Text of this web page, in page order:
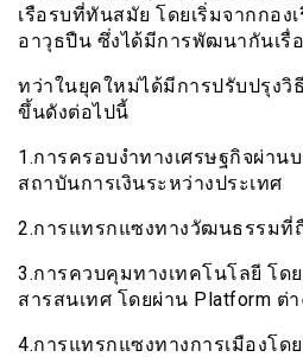
เรือรบที่ทันสมัย โดยเริ่มจากกอง
อาวุธปืน ซึ่งได้มีการพัฒนากันเรื่
ทว่าในยุคใหม่ได้มีการปรับปรุง
ขึ้นดังต่อไปนี้
1.การครอบงำทางเศรษฐกิจผ่า
สถาบันการเงินระหว่างประเทศ
2.การแทรกแซงทางวัฒนธรรมที่
3.การควบคุมทางเทคโนโลยี โด
สารสนเทศ โดยผ่าน Platform ต่า
4.การแทรกแซงทางการเมืองโด